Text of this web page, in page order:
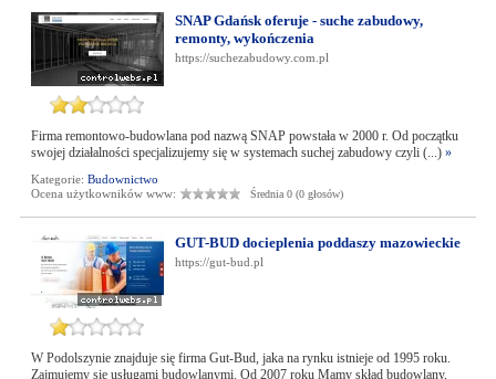
SNAP Gdańsk oferuje - suche zabudowy,
remonty, wykończenia
https://suchezabudowy.com.pl
Firma remontowo-budowlana pod nazwą SNAP powstała w 2000 r. Od początku
swojej działalności specjalizujemy się w systemach suchej zabudowy czyli (...) »
Kategorie: Budownictwo
Ocena użytkowników www:
Średnia 0 (0 głosów)
GUT-BUD docieplenia poddaszy mazowieckie
https://gut-bud.pl
W Podolszynie znajduje się firma Gut-Bud, jaka na rynku istnieje od 1995 roku.
Zajmujemy się usługami budowlanymi. Od 2007 roku Mamy skład budowlany,